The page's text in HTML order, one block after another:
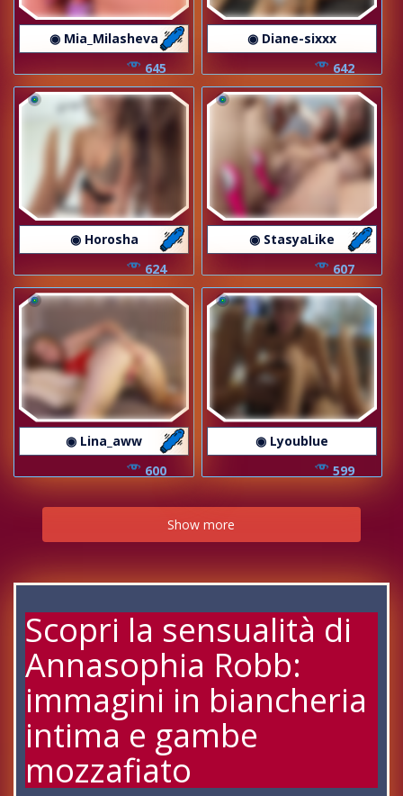
◉ Mia_Milasheva
645
◉ Diane-sixxx
642
◉ Horosha
624
◉ StasyaLike
607
◉ Lina_aww
600
◉ Lyoublue
599
Show more
Scopri la sensualità di
Annasophia Robb:
immagini in biancheria
intima e gambe
mozzafiato